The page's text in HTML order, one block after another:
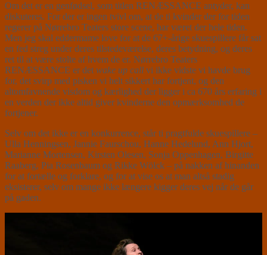
Om det er en genfødsel, som titlen RENÆSSANCE antyder, kan
diskuteres. For der er ingen tvivl om, at de ti kvinder der for tiden
regerer på Nørrebro Teaters store scene, har været der hele tiden.
Men jeg skal eddermame love for at de 67+-årige skuespillere får sat
en fed streg under deres tilstedeværelse, deres betydning, og deres
ret til at være stolte af hvem de er. Nørrebro Teaters
RENÆSSANCE er det wake up call vi ikke vidste vi havde brug
for, det svirp med pisken vi helt sikkert har fortjent, og den
altomfavnende visdom og kærlighed der ligger i ca 670 års erfaring i
en verden der ikke altid giver kvinderne den opmærksomhed de
fortjener.
Selv om det ikke er en konkurrence, står ti pragtfulde skuespillere –
Ulla Henningsen, Jannie Faurschou, Hanne Hedelund, Ann Hjort,
Marianne Mortensen, Kirsten Olesen, Sonja Oppenhagen, Birgitte
Raaberg, Pia Rosenbaum og Rikke Wölck – på nakken af hinanden
for at fortælle og forklare, og for at vise os at man altså stadig
eksisterer, selv om mange ikke længere kigger deres vej når de går
på gaden.